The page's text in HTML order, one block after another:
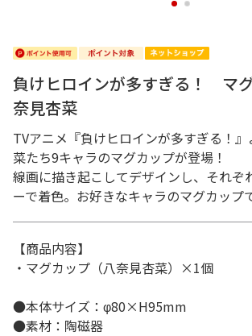
1 2
負けヒロインが多すぎる！ マ
奈見杏菜
TVアニメ『負けヒロインが多すぎる！
菜たち9キャラのマグカップが登場！
線画に描き起こしてデザインし、それぞ
ーで着色。お好きなキャラのマグカップ
【商品内容】
・マグカップ（八奈見杏菜）×1個
●本体サイズ：φ80×H95mm
●素材：陶磁器